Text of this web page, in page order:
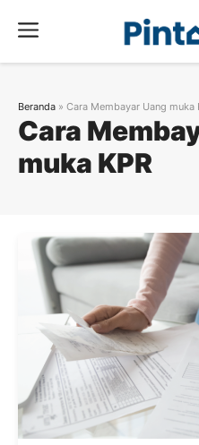
Menu
Cara
muka KPR
Beranda » Cara Membayar Uang muka